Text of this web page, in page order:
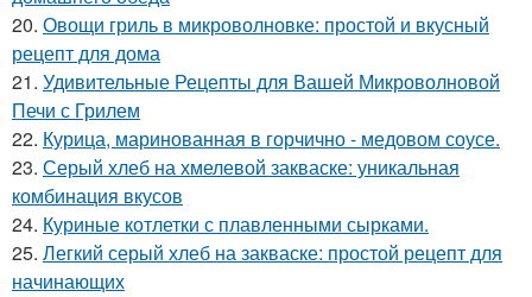
20. Овощи гриль в микроволновке: простой и вкусный
рецепт для дома
21. Удивительные Рецепты для Вашей Микроволновой
Печи с Грилем
22. Курица, маринованная в горчично - медовом соусе.
23. Серый хлеб на хмелевой закваске: уникальная
комбинация вкусов
24. Куриные котлетки с плавленными сырками.
25. Легкий серый хлеб на закваске: простой рецепт для
начинающих